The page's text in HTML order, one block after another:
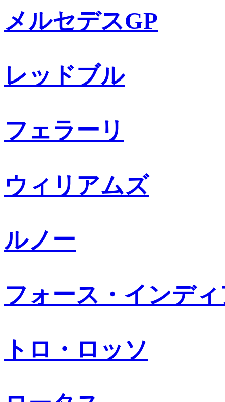
メルセデスGP
レッドブル
フェラーリ
ウィリアムズ
ルノー
フォース・インデ
トロ・ロッソ